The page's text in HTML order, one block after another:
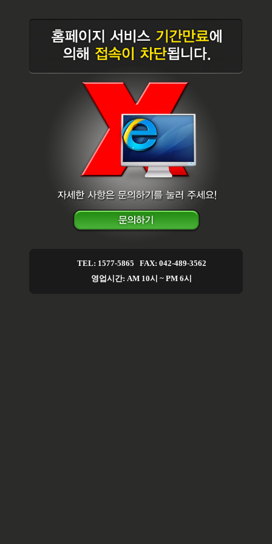
TEL: 1577-5865 FAX: 042-489-3562
영업시간: AM 10시 ~ PM 6시